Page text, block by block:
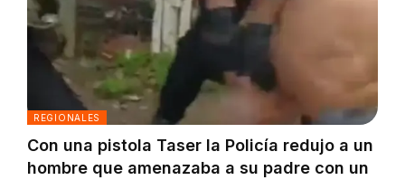
REGIONALES
Con una pistola Taser la Policía redujo a un
hombre que amenazaba a su padre con un